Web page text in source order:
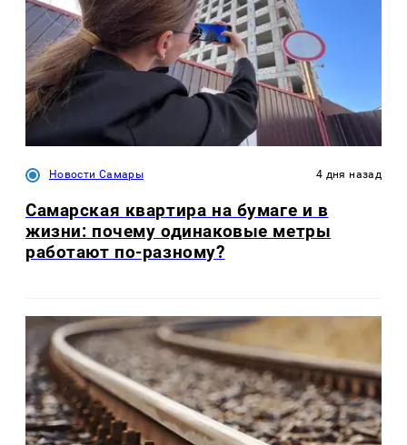
Новости Самары 4 дня назад
Самарская квартира на бумаге и в
жизни: почему одинаковые метры
работают по-разному?